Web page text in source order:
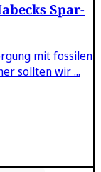
Spar-
mit fossilen
sollten wir ...